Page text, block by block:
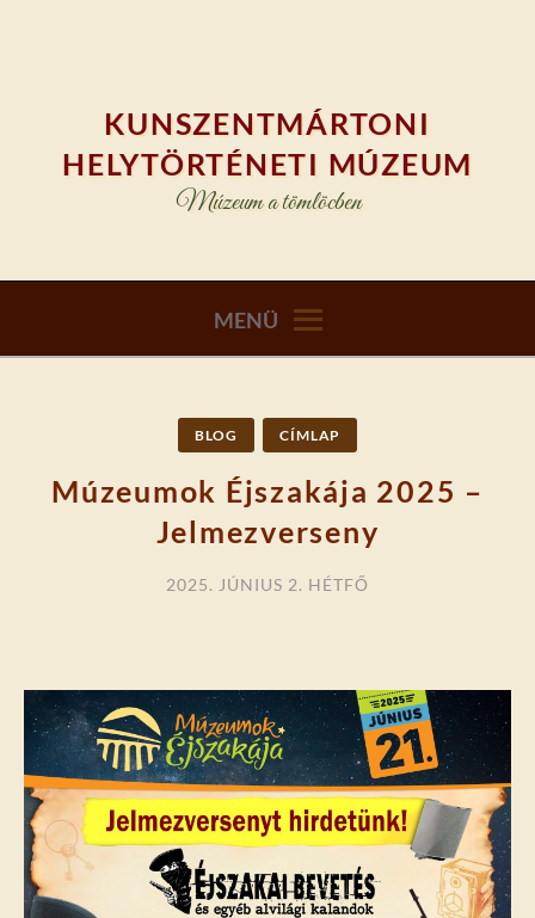
KUNSZENTMÁRTONI
HELYTÖRTÉNETI MÚZEUM
Múzeum a tömlöcben
MENÜ
BLOG CÍMLAP
Múzeumok Éjszakája 2025 –
Jelmezverseny
2025. JÚNIUS 2. HÉTFŐ